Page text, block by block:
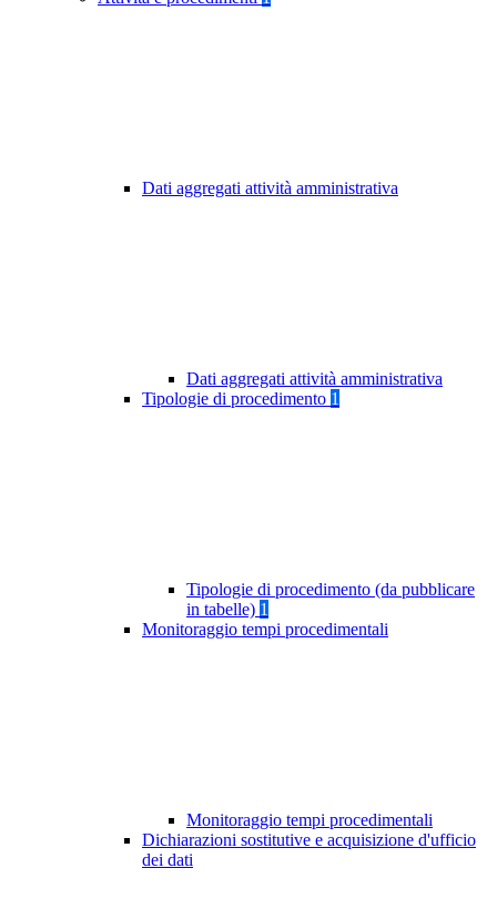
Dati aggregati attività amministrativa
Dati aggregati attività amministrativa
Tipologie di procedimento 1
Tipologie di procedimento (da pubblicare
in tabelle) 1
Monitoraggio tempi procedimentali
Monitoraggio tempi procedimentali
Dichiarazioni sostitutive e acquisizione d'ufficio
dei dati